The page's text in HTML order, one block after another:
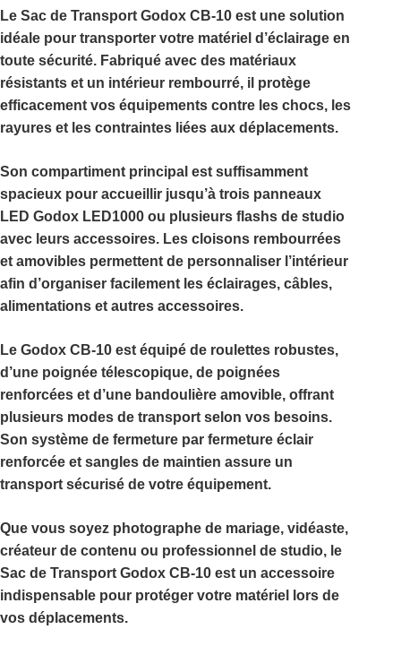
Le Sac de Transport Godox CB-10 est une solution
idéale pour transporter votre matériel d’éclairage en
toute sécurité. Fabriqué avec des matériaux
résistants et un intérieur rembourré, il protège
efficacement vos équipements contre les chocs, les
rayures et les contraintes liées aux déplacements.
Son compartiment principal est suffisamment
spacieux pour accueillir jusqu’à trois panneaux
LED Godox LED1000 ou plusieurs flashs de studio
avec leurs accessoires. Les cloisons rembourrées
et amovibles permettent de personnaliser l’intérieur
afin d’organiser facilement les éclairages, câbles,
alimentations et autres accessoires.
Le Godox CB-10 est équipé de roulettes robustes,
d’une poignée télescopique, de poignées
renforcées et d’une bandoulière amovible, offrant
plusieurs modes de transport selon vos besoins.
Son système de fermeture par fermeture éclair
renforcée et sangles de maintien assure un
transport sécurisé de votre équipement.
Que vous soyez photographe de mariage, vidéaste,
créateur de contenu ou professionnel de studio, le
Sac de Transport Godox CB-10 est un accessoire
indispensable pour protéger votre matériel lors de
vos déplacements.